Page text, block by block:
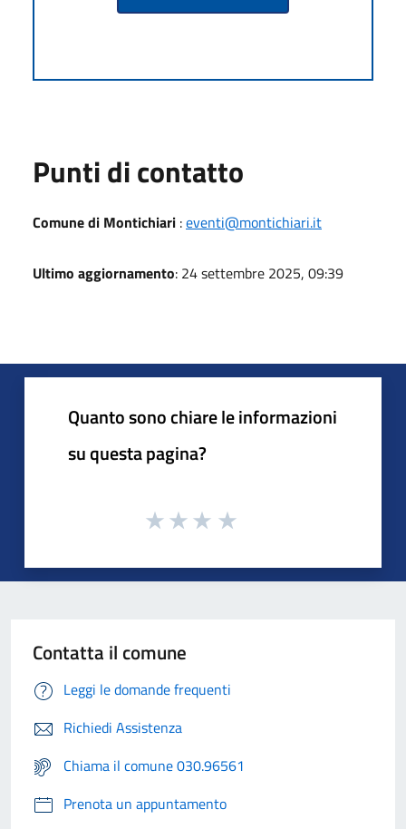
Punti di contatto
Comune di Montichiari :eventi@montichiari.it
Ultimo aggiornamento: 24 settembre 2025, 09:39
Quanto sono chiare le informazioni
su questa pagina?
Contatta il comune
Leggi le domande frequenti
Richiedi Assistenza
Chiama il comune 030.96561
Prenota un appuntamento